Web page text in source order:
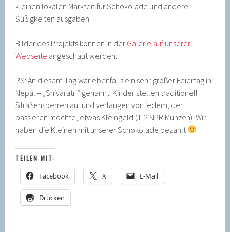
kleinen lokalen Märkten für Schokolade und andere
Süßigkeiten ausgaben.
Bilder des Projekts können in der Galerie auf unserer
Webseite angeschaut werden.
PS: An diesem Tag war ebenfalls ein sehr großer Feiertag in
Nepal – „Shivaratri“ genannt. Kinder stellen traditionell
Straßensperren auf und verlangen von jedem, der
passieren möchte, etwas Kleingeld (1-2 NPR Münzen). Wir
haben die Kleinen mit unserer Schokolade bezahlt
TEILEN MIT:
Facebook X E-Mail
Drucken